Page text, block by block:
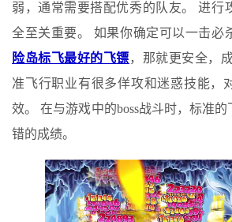
弱，通常需要搭配优秀的队友。 进行
全至关重要。 如果你确定可以一击必
险岛标飞最好的飞镖，那就更安全，
准飞行职业有很多佯攻和迷惑技能，
效。 在与游戏中的boss战斗时，标准
错的成绩。